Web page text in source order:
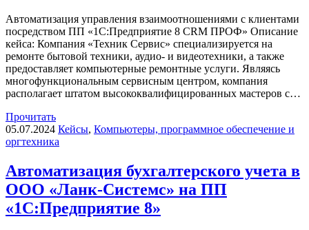
Автоматизация управления взаимоотношениями с клиентами
посредством ПП «1С:Предприятие 8 CRM ПРОФ» Описание
кейса: Компания «Техник Сервис» специализируется на
ремонте бытовой техники, аудио- и видеотехники, а также
предоставляет компьютерные ремонтные услуги. Являясь
многофункциональным сервисным центром, компания
располагает штатом высококвалифицированных мастеров с…
Прочитать
05.07.2024 Кейсы, Компьютеры, программное обеспечение и
оргтехника
Автоматизация бухгалтерского учета в
ООО «Ланк-Системс» на ПП
«1С:Предприятие 8»